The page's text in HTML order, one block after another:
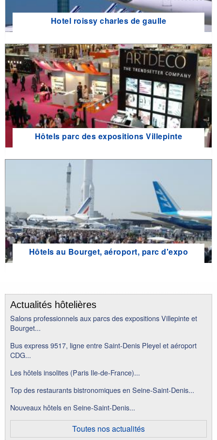
Hotel roissy charles de gaulle
Hôtels parc des expositions Villepinte
Hôtels au Bourget, aéroport, parc d'expo
Actualités hôtelières
Salons professionnels aux parcs des expositions Villepinte et
Bourget...
Bus express 9517, ligne entre Saint-Denis Pleyel et aéroport
CDG...
Les hôtels insolites (Paris Ile-de-France)...
Top des restaurants bistronomiques en Seine-Saint-Denis...
Nouveaux hôtels en Seine-Saint-Denis...
Toutes nos actualités